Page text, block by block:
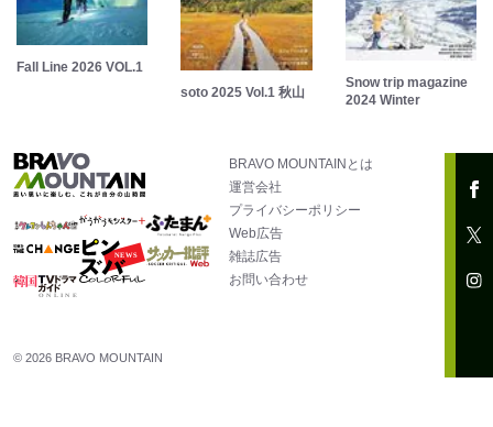
Fall Line 2026 VOL.1
soto 2025 Vol.1 秋山
Snow trip magazine
2024 Winter
BRAVO MOUNTAINとは
運営会社
プライバシーポリシー
Web広告
雑誌広告
お問い合わせ
© 2026 BRAVO MOUNTAIN